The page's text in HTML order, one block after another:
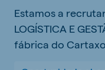
Estamos a recrutar
LOGÍSTICA E
fábrica do Cartaxo